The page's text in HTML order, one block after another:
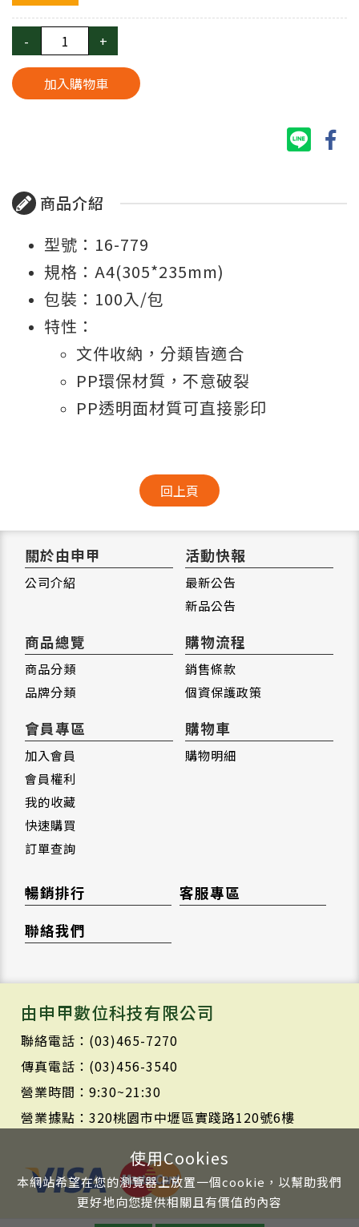
- +
加入購物車
商品介紹
型號：16-779
規格：A4(305*235mm)
包裝：100入/包
特性：
文件收納，分類皆適合
PP環保材質，不意破裂
PP透明面材質可直接影印
回上頁
關於由申甲
公司介紹
活動快報
最新公告
新品公告
商品總覽
商品分類
品牌分類
購物流程
銷售條款
個資保護政策
會員專區
加入會員
會員權利
我的收藏
快速購買
訂單查詢
購物車
購物明細
暢銷排行
客服專區
聯絡我們
由申甲數位科技有限公司
聯絡電話：(03)465-7270
傳真電話：(03)456-3540
營業時間：9:30~21:30
營業據點：320桃園市中壢區實踐路120號6樓
使用Cookies
本網站希望在您的瀏覽器上放置一個cookie，以幫助我們
更好地向您提供相關且有價值的內容